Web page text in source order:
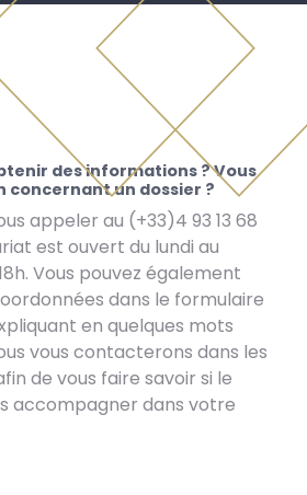
des informations ? Vous
concernant un dossier ?
appeler au (+33)4 93 13 68
est ouvert du lundi au
Vous pouvez également
dans le formulaire
en quelques mots
vous contacterons dans les
de vous faire savoir si le
accompagner dans votre